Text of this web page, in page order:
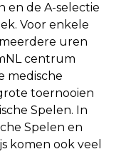
en de A-selectie
Voor enkele
uren
centrum
medische
toernooien
Spelen. In
Spelen en
komen ook veel